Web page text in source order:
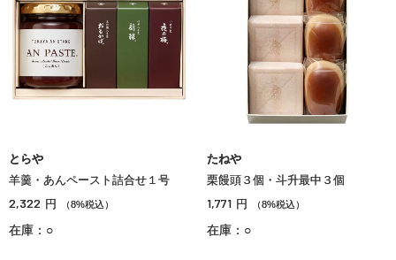
とらや
羊羹・あんペースト詰合せ１号
2,322 円 （8%税込）
在庫：○
たねや
栗饅頭３個・斗升最中３個
1,771 円 （8%税込）
在庫：○